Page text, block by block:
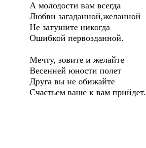
А молодости вам всегда
Любви загаданной,желанной
Не затушите никогда
Ошибкой первозданной.
Мечту, зовите и желайте
Весенней юности полет
Друга вы не обижайте
Счастьем ваше к вам прийдет.